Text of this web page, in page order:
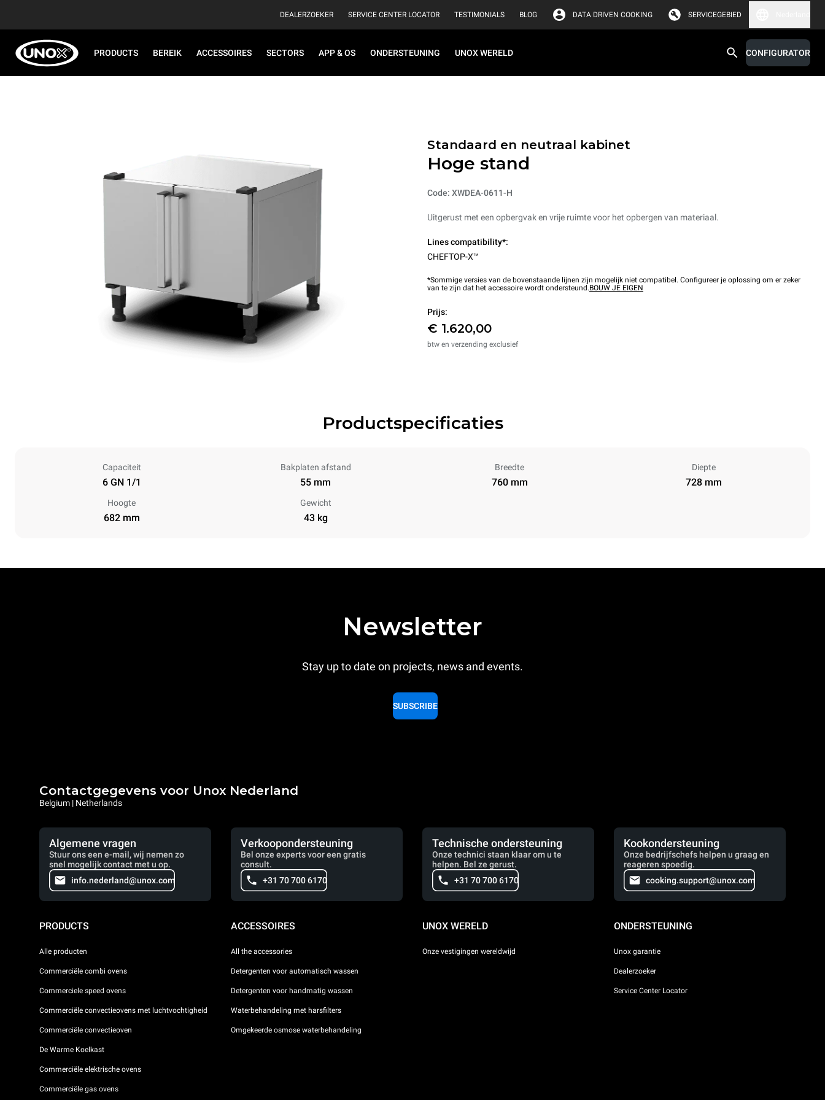
DEALERZOEKER SERVICE CENTER LOCATOR TESTIMONIALS BLOG DATA DRIVEN COOKING SERVICEGEBIED
PRODUCTS BEREIK ACCESSOIRES SECTORS APP & OS ONDERSTEUNING UNOX WERELD CONFIGURATOR
Standaard en neutraal kabinet
Hoge stand
Code: XWDEA-0611-H
Uitgerust met een opbergvak en vrije ruimte voor het opbergen van materiaal.
Lines compatibility*:
CHEFTOP-X™
*Sommige versies van de bovenstaande lijnen zijn mogelijk niet compatibel. Configureer je oplossing om er zeker
van te zijn dat het accessoire wordt ondersteund.BOUW JE EIGEN
Prijs:
€ 1.620,00
btw en verzending exclusief
Productspecificaties
Capaciteit
6 GN 1/1
Bakplaten afstand
55 mm
Breedte
760 mm
Diepte
728 mm
Hoogte
682 mm
Gewicht
43 kg
Newsletter
Stay up to date on projects, news and events.
SUBSCRIBE
Contactgegevens voor Unox Nederland
Belgium | Netherlands
Algemene vragen
Stuur ons een e-mail, wij nemen zo
snel mogelijk contact met u op.
info.nederland@unox.com
Verkoopondersteuning
Bel onze experts voor een gratis
consult.
+31 70 700 6170
Technische ondersteuning
Onze technici staan klaar om u te
helpen. Bel ze gerust.
+31 70 700 6170
Kookondersteuning
Onze bedrijfschefs helpen u graag en
reageren spoedig.
cooking.support@unox.com
PRODUCTS
Alle producten
Commerciële combi ovens
Commerciele speed ovens
Commerciële convectieovens met luchtvochtigheid
Commerciële convectieoven
De Warme Koelkast
Commerciële elektrische ovens
Commerciële gas ovens
ACCESSOIRES
All the accessories
Detergenten voor automatisch wassen
Detergenten voor handmatig wassen
Waterbehandeling met harsfilters
Omgekeerde osmose waterbehandeling
UNOX WERELD
Onze vestigingen wereldwijd
ONDERSTEUNING
Unox garantie
Dealerzoeker
Service Center Locator